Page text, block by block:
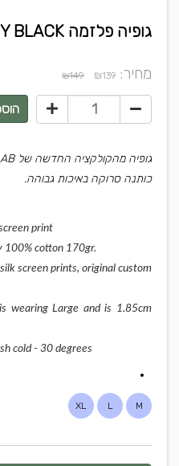
גופיה פלזמה TWIZY BLACK
מחיר: ₪139
₪149
גופיה מהקולקציה החדשה של PLAZMALAB
כותנה סרוקה באיכות גבוהה.
print
100% cotton 170gr.
screen prints, original custom
wearing Large and is 1.85cm
cold - 30 degrees
M
L
XL